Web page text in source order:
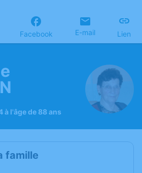
Facebook E-mail Lien
à l'âge de 88 ans
famille